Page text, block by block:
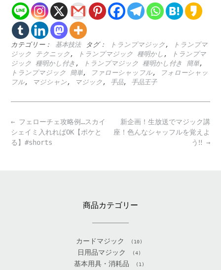
カテゴリー： 基本技法 タグ： トランプマジック ,
トランプマ
ジック テクニック , トランプマジック 種明かし ,
トランプマ
ジック 種明かし付き , トランプマジック 種明かし付き 簡単,
トランプマジック 簡単, ファローシャッフル,
フォローシャッ
フル, マジシャン, マジック , 手品, 手品王子
Post
navigation
新企画！生放送でマジック講
座！色んなシャッフルを覚えよ
う‼️ →
← フェローチェ攻略例…スカイ
シェイミ入れればOK【ポケと
る】#shorts
商品カテゴリー
カードマジック (10)
日用品マジック (4)
基本用具・消耗品 (1)